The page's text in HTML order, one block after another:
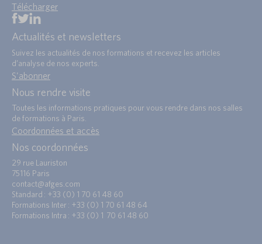
Télécharger
Actualités et newsletters
Suivez les actualités de nos formations et recevez les articles
d’analyse de nos experts.
S'abonner
Nous rendre visite
Toutes les informations pratiques pour vous rendre dans nos salles
de formations à Paris.
Coordonnées et accès
Nos coordonnées
29 rue Lauriston
75116 Paris
contact@afges.com
Standard : +33 (0) 1 70 61 48 60
Formations Inter : +33 (0) 1 70 61 48 64
Formations Intra : +33 (0) 1 70 61 48 60